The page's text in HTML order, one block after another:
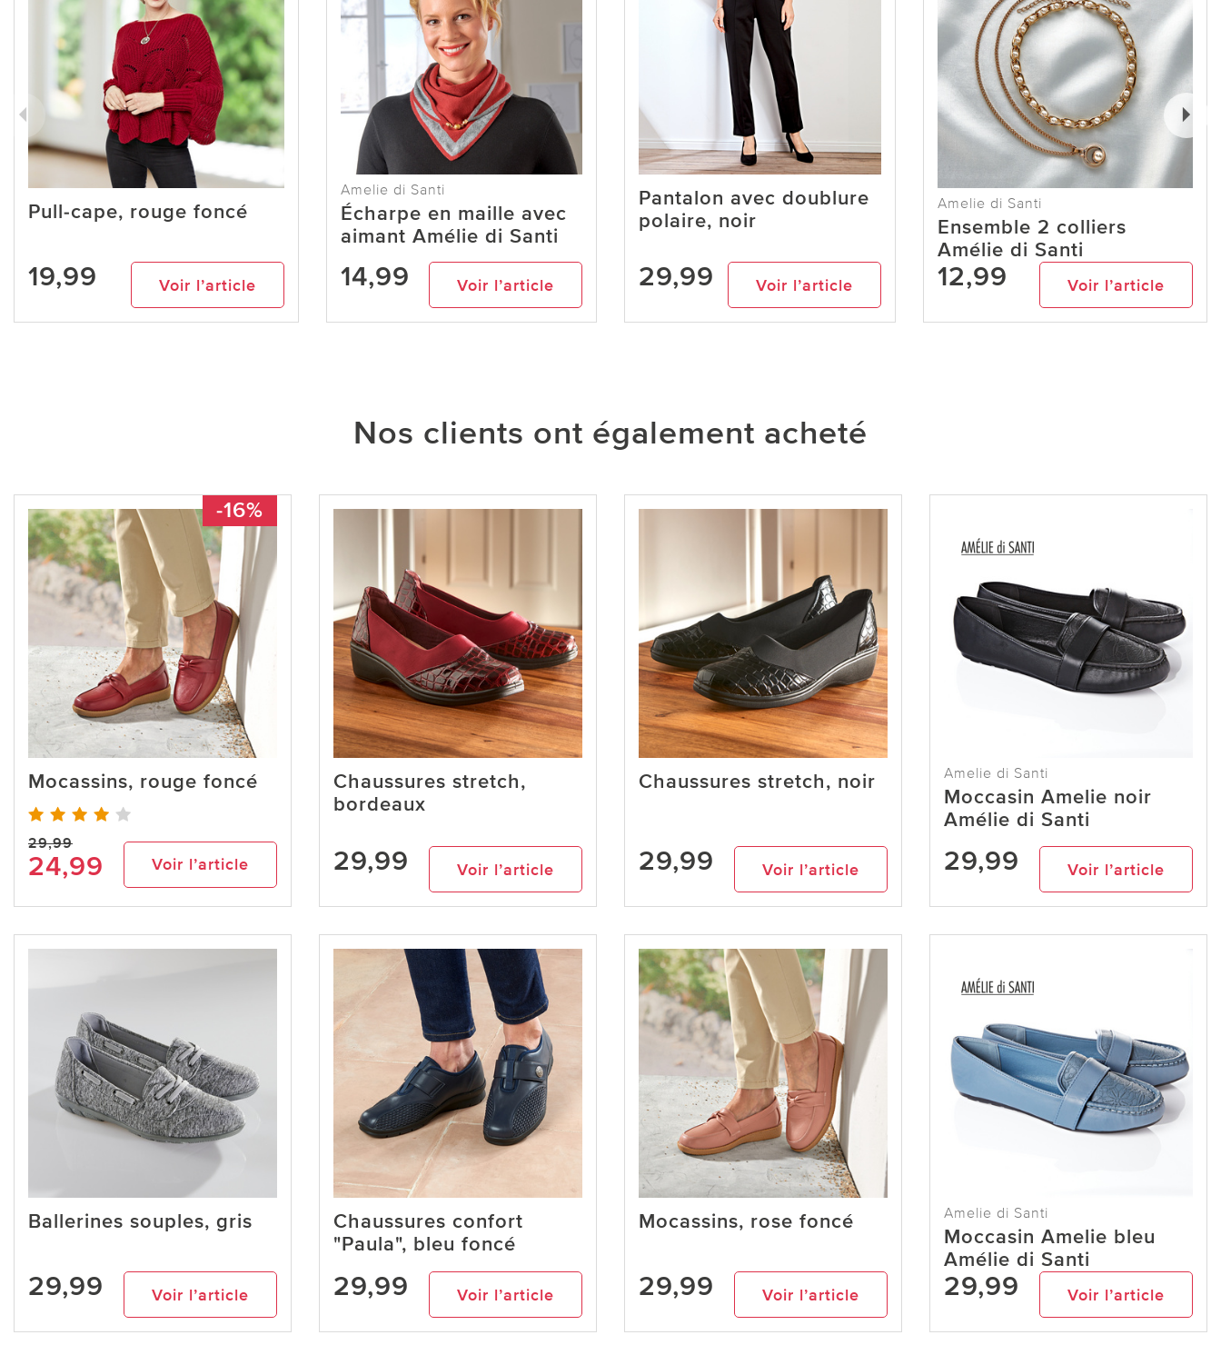
Pull-cape, rouge foncé
19,99 Voir l’article
Amelie di Santi
Écharpe en maille avec
aimant Amélie di Santi
14,99 Voir l’article
Pantalon avec doublure
polaire, noir
29,99 Voir l’article
Amelie di Santi
Ensemble 2 colliers
Amélie di Santi
12,99 Voir l’article
Nos clients ont également acheté
-16%
Mocassins, rouge foncé
29,99
24,99 Voir l’article
Chaussures stretch,
bordeaux
29,99 Voir l’article
Chaussures stretch, noir
29,99 Voir l’article
Amelie di Santi
Moccasin Amelie noir
Amélie di Santi
29,99 Voir l’article
Ballerines souples, gris
29,99 Voir l’article
Chaussures confort
"Paula", bleu foncé
29,99 Voir l’article
Mocassins, rose foncé
29,99 Voir l’article
Amelie di Santi
Moccasin Amelie bleu
Amélie di Santi
29,99 Voir l’article